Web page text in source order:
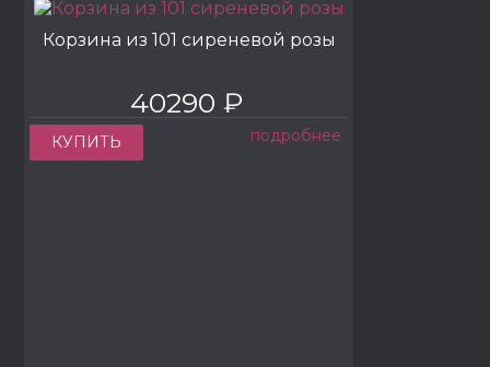
Корзина из 101 сиреневой розы
40290 ₽
КУПИТЬ подробнее